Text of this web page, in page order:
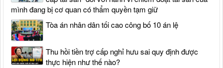
mình đang bị cơ quan có thẩm quyền tạm giữ
Tòa án nhân dân tối cao công bố 10 án lệ
Thu hồi tiền trợ cấp nghỉ hưu sai quy định được
thực hiện như thế nào?